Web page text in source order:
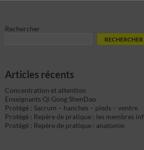
Rechercher
RECHERCHER
Articles récents
Concentration et attention
Enseignants Qi Gong ShenDao
Protégé : Sacrum – hanches – pieds – ventre
Protégé : Repère de pratique : les membres
Protégé : Repère de pratique : anatomie